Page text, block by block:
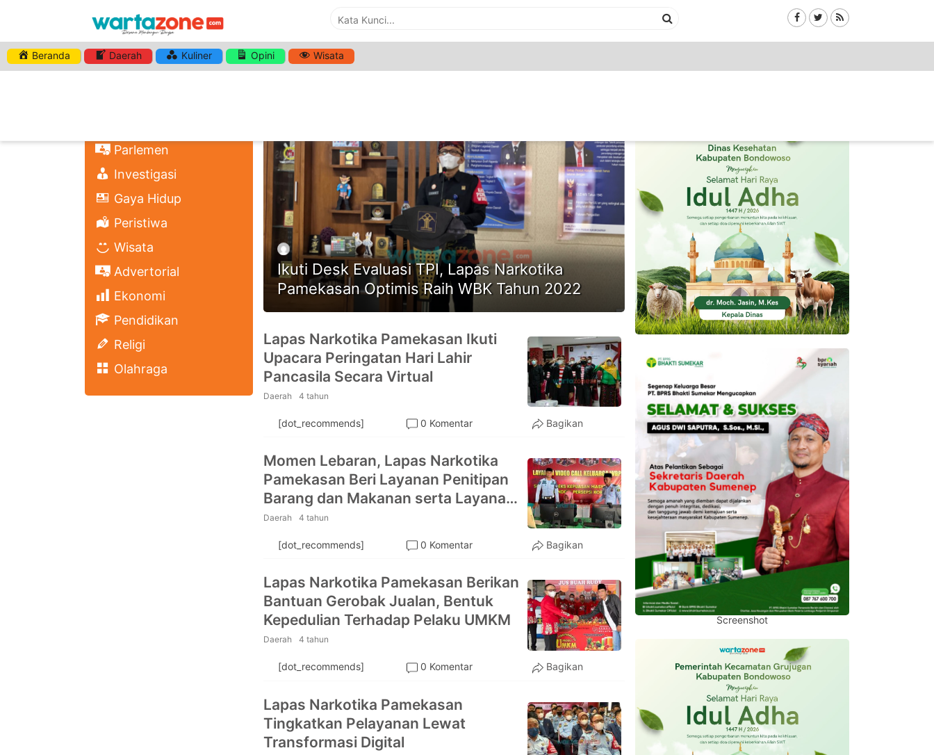
Beranda Daerah Kuliner Opini Wisata
Parlemen
Investigasi
Gaya Hidup
Peristiwa
Wisata
Advertorial
Ekonomi
Pendidikan
Religi
Olahraga
HASHTAG:LAPAS NARKOTIKA PAMEKASAN
Ikuti Desk Evaluasi TPI, Lapas Narkotika
Pamekasan Optimis Raih WBK Tahun 2022
Lapas Narkotika Pamekasan Ikuti
Upacara Peringatan Hari Lahir
Pancasila Secara Virtual
Daerah 4 tahun
[dot_recommends] 0 Komentar Bagikan
Momen Lebaran, Lapas Narkotika
Pamekasan Beri Layanan Penitipan
Barang dan Makanan serta Layanan
Kunjungan Online
Daerah 4 tahun
[dot_recommends] 0 Komentar Bagikan
Lapas Narkotika Pamekasan Berikan
Bantuan Gerobak Jualan, Bentuk
Kepedulian Terhadap Pelaku UMKM
Daerah 4 tahun
[dot_recommends] 0 Komentar Bagikan
Lapas Narkotika Pamekasan
Tingkatkan Pelayanan Lewat
Transformasi Digital
Screenshot